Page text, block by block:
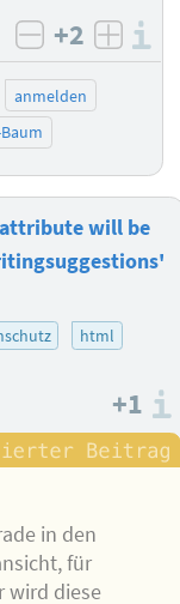
negativ
+2
anmelden
will be
html
+1
in den
für
wird diese